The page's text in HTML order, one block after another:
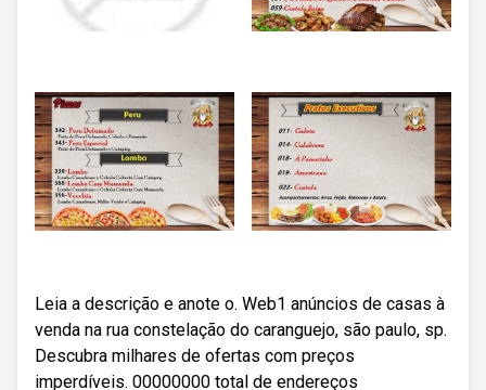
Leia a descrição e anote o. Web1 anúncios de casas à
venda na rua constelação do caranguejo, são paulo, sp.
Descubra milhares de ofertas com preços
imperdíveis. 00000000 total de endereços